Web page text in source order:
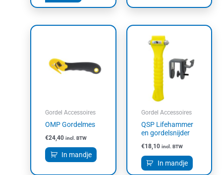
Gordel Accessoires
OMP Gordelmes
€24,40 incl. BTW
In mandje
Gordel Accessoires
QSP Lifehammer
en gordelsnijder
€18,10 incl. BTW
In mandje